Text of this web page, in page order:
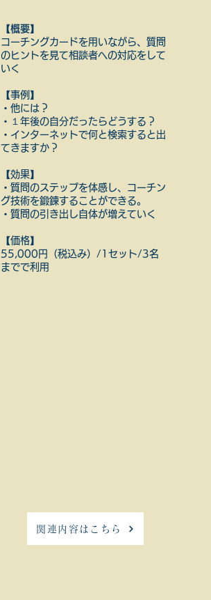
【概要】
​コーチングカードを用いながら、質問
のヒントを見て相談者への対応をして
いく
【事例】
・他には？
・１年後の自分だったらどうする？
​・インターネットで何と検索すると出
てきますか？
【効果】
・質問のステップを体感し、コーチン
グ技術を鍛錬することができる。
​・質問の引き出し自体が増えていく
【価格】
​55,000円（税込み）/1セット/3名
までで利用
関連内容はこちら